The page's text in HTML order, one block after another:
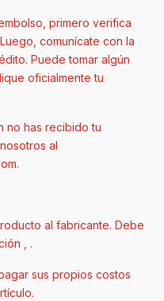
primero verifica
comunícate con la
Puede tomar algún
oficialmente tu
no has recibido tu
al
al fabricante. Debe
, .
sus propios costos